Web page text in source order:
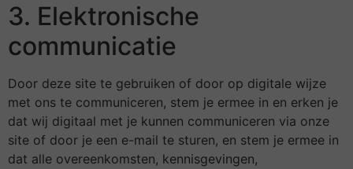
3. Elektronische
communicatie
Door deze site te gebruiken of door op digitale wijze
met ons te communiceren, stem je ermee in en erken je
dat wij digitaal met je kunnen communiceren via onze
site of door je een e-mail te sturen, en stem je ermee in
dat alle overeenkomsten, kennisgevingen,